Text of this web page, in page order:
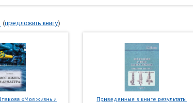
(предложить книгу)
«Моя жизнь и
Приведенные в книге результаты